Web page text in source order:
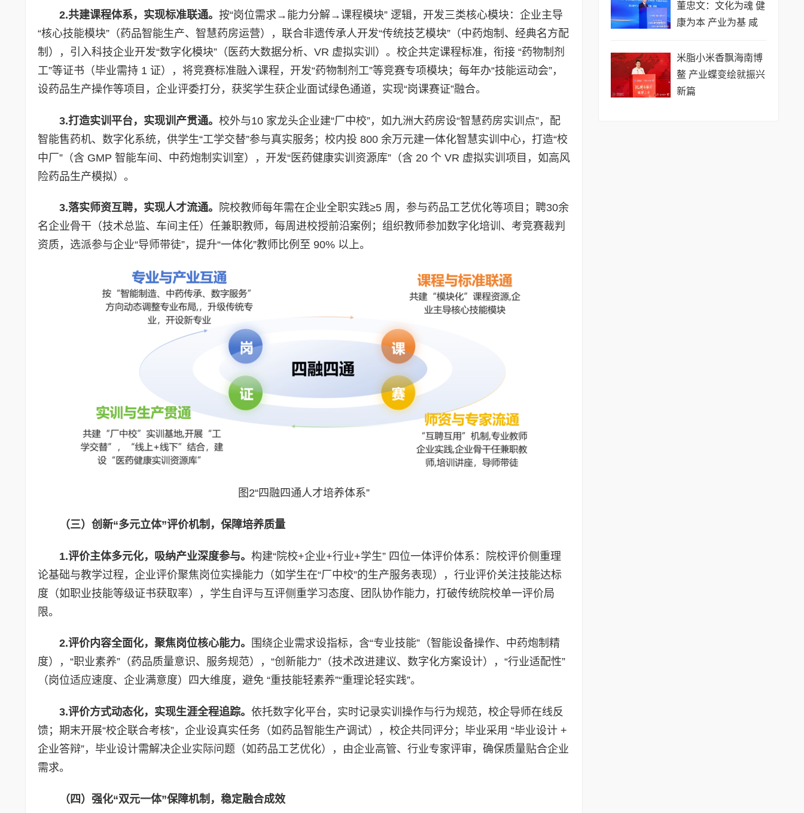
2.共建课程体系，实现标准联通。 按“岗位需求→能力分解→课程模块” 逻辑，开发三类核心模块：企业主导
“核心技能模块”（药品智能生产、智慧药房运营），联合非遗传承人开发“传统技艺模块”（中药炮制、经典名方配
制），引入科技企业开发“数字化模块”（医药大数据分析、VR 虚拟实训）。校企共定课程标准，衔接 “药物制剂
工”等证书（毕业需持 1 证），将竞赛标准融入课程，开发“药物制剂工”等竞赛专项模块；每年办“技能运动会”，
设药品生产操作等项目，企业评委打分，获奖学生获企业面试绿色通道，实现“岗课赛证”融合。
3.打造实训平台，实现训产贯通。 校外与10 家龙头企业建“厂中校”，如九洲大药房设“智慧药房实训点”，配
智能售药机、数字化系统，供学生“工学交替”参与真实服务；校内投 800 余万元建一体化智慧实训中心，打造“校
中厂”（含 GMP 智能车间、中药炮制实训室），开发“医药健康实训资源库”（含 20 个 VR 虚拟实训项目，如高风
险药品生产模拟）。
3.落实师资互聘，实现人才流通。
院校教师每年需在企业全职实践≥5 周，参与药品工艺优化等项目；聘30余
名企业骨干（技术总监、车间主任）任兼职教师，每周进校授前沿案例；组织教师参加数字化培训、考竞赛裁判
资质，选派参与企业“导师带徒”，提升“一体化”教师比例至 90% 以上。
图2“四融四通人才培养体系”
（三）创新“多元立体”评价机制，保障培养质量
1.评价主体多元化，吸纳产业深度参与。 构建“院校+企业+行业+学生” 四位一体评价体系：院校评价侧重理
论基础与教学过程，企业评价聚焦岗位实操能力（如学生在“厂中校”的生产服务表现），行业评价关注技能达标
度（如职业技能等级证书获取率），学生自评与互评侧重学习态度、团队协作能力，打破传统院校单一评价局
限。
2.评价内容全面化，聚焦岗位核心能力。
围绕企业需求设指标，含“专业技能”（智能设备操作、中药炮制精
度），“职业素养”（药品质量意识、服务规范），“创新能力”（技术改进建议、数字化方案设计），“行业适配性”
（岗位适应速度、企业满意度）四大维度，避免 “重技能轻素养”“重理论轻实践”。
3.评价方式动态化，实现生涯全程追踪。 依托数字化平台，实时记录实训操作与行为规范，校企导师在线反
馈；期末开展“校企联合考核”，企业设真实任务（如药品智能生产调试），校企共同评分；毕业采用 “毕业设计 +
企业答辩”，毕业设计需解决企业实际问题（如药品工艺优化），由企业高管、行业专家评审，确保质量贴合企业
需求。
（四）强化“双元一体”保障机制，稳定融合成效
董忠文：文化为魂 健
康为本 产业为基 咸
界的一份礼物
米脂小米香飘海南博
鳌 产业蝶变绘就振兴
新篇